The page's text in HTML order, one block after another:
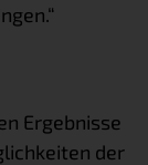
Ergebnisse
der